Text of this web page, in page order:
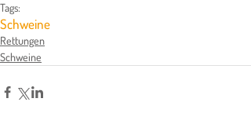
Tags:
Schweine
Rettungen
Schweine